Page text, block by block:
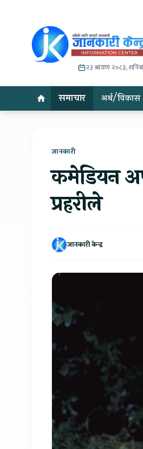
२३ श्रावण २०८३,
समाचार अर्थ/विकास
जानकारी
कमेडियन
प्रहरीले
जानकारी केन्द्र